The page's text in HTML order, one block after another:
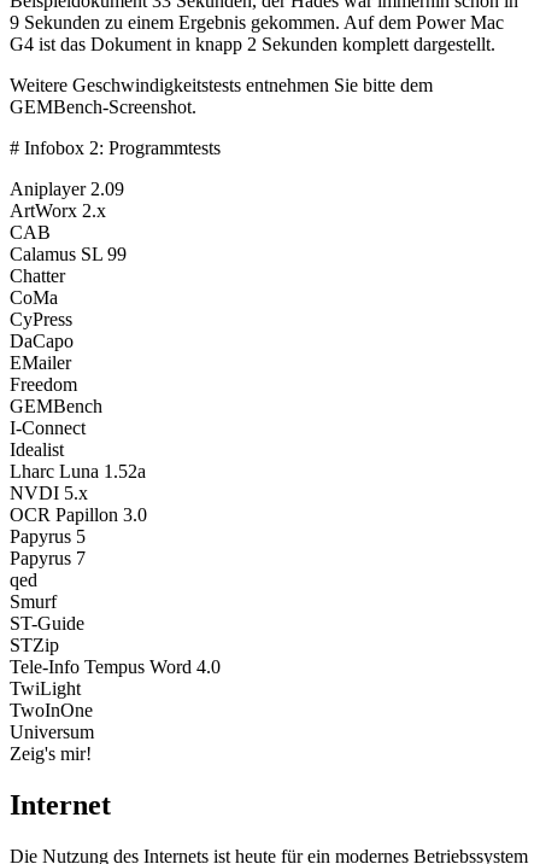
9 Sekunden zu einem Ergebnis gekommen. Auf dem Power Mac
G4 ist das Dokument in knapp 2 Sekunden komplett dargestellt.
Weitere Geschwindigkeitstests entnehmen Sie bitte dem
GEMBench-Screenshot.
# Infobox 2: Programmtests
Aniplayer 2.09
ArtWorx 2.x
CAB
Calamus SL 99
Chatter
CoMa
CyPress
DaCapo
EMailer
Freedom
GEMBench
I-Connect
Idealist
Lharc Luna 1.52a
NVDI 5.x
OCR Papillon 3.0
Papyrus 5
Papyrus 7
qed
Smurf
ST-Guide
STZip
Tele-Info Tempus Word 4.0
TwiLight
TwoInOne
Universum
Zeig's mir!
Internet
Die Nutzung des Internets ist heute für ein modernes Betriebssystem